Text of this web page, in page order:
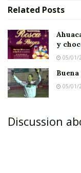
Related Posts
y
05/01/
05/01/
Discussion